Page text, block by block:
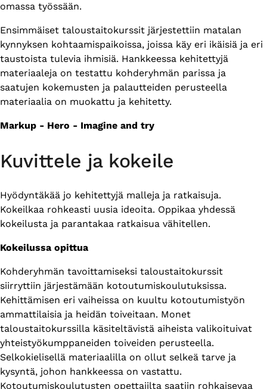
omassa työssään.
Ensimmäiset taloustaitokurssit järjestettiin matalan
kynnyksen kohtaamispaikoissa, joissa käy eri ikäisiä ja eri
taustoista tulevia ihmisiä. Hankkeessa kehitettyjä
materiaaleja on testattu kohderyhmän parissa ja
saatujen kokemusten ja palautteiden perusteella
materiaalia on muokattu ja kehitetty.
Markup - Hero - Imagine and try
Kuvittele ja kokeile
Hyödyntäkää jo kehitettyjä malleja ja ratkaisuja.
Kokeilkaa rohkeasti uusia ideoita. Oppikaa yhdessä
kokeilusta ja parantakaa ratkaisua vähitellen.
Kokeilussa opittua
Kohderyhmän tavoittamiseksi taloustaitokurssit
siirryttiin järjestämään kotoutumiskoulutuksissa.
Kehittämisen eri vaiheissa on kuultu kotoutumistyön
ammattilaisia ja heidän toiveitaan. Monet
taloustaitokurssilla käsiteltävistä aiheista valikoituivat
yhteistyökumppaneiden toiveiden perusteella.
Selkokielisellä materiaalilla on ollut selkeä tarve ja
kysyntä, johon hankkeessa on vastattu.
Kotoutumiskoulutusten opettajilta saatiin rohkaisevaa